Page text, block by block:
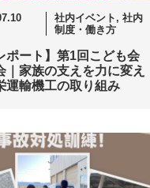
社内イベント ,社内
制度・働き方
ポート】第1回こども会
｜家族の支えを力に変え
運輸機工の取り組み